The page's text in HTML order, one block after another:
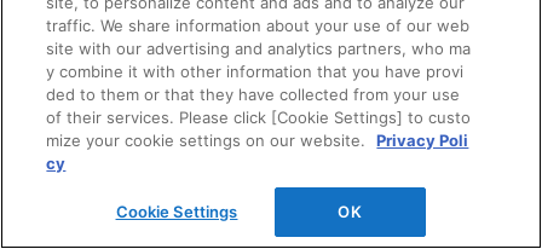
ログイン
建築・設計関係者様向けサイト
ユーザー登録サービス
WEB見積システム
traffic. We share information about your use of our web
site with our advertising and analytics partners, who ma
y combine it with other information that you have provi
ded to them or that they have collected from your use
of their services. Please click [Cookie Settings] to custo
mize your cookie settings on our website.
Privacy Poli
cy
Cookie Settings OK